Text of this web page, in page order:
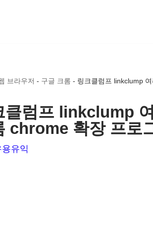
브라우저 - 구글 크롬 - 링크클럼프 linkclump
클럼프 linkclump
chrome 확장 프로
용유익